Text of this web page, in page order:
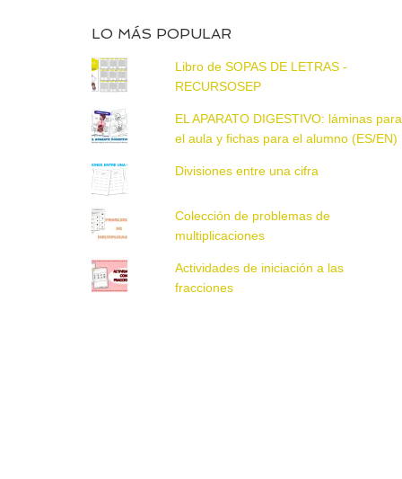
LO MÁS POPULAR
Libro de SOPAS DE LETRAS -
RECURSOSEP
EL APARATO DIGESTIVO: láminas para
el aula y fichas para el alumno (ES/EN)
Divisiones entre una cifra
Colección de problemas de
multiplicaciones
Actividades de iniciación a las
fracciones